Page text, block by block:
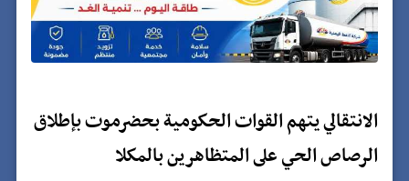
الانتقالي يتهم القوات الحكومية بحضرموت بإطلاق
الرصاص الحي على المتظاهرين بالمكلا